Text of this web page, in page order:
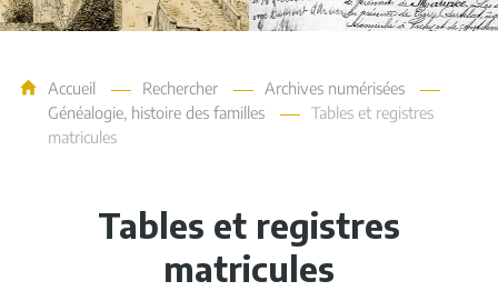
Accueil Rechercher
Archives numérisées
Généalogie, histoire des familles
Tables et registres
matricules
Tables et registres
matricules